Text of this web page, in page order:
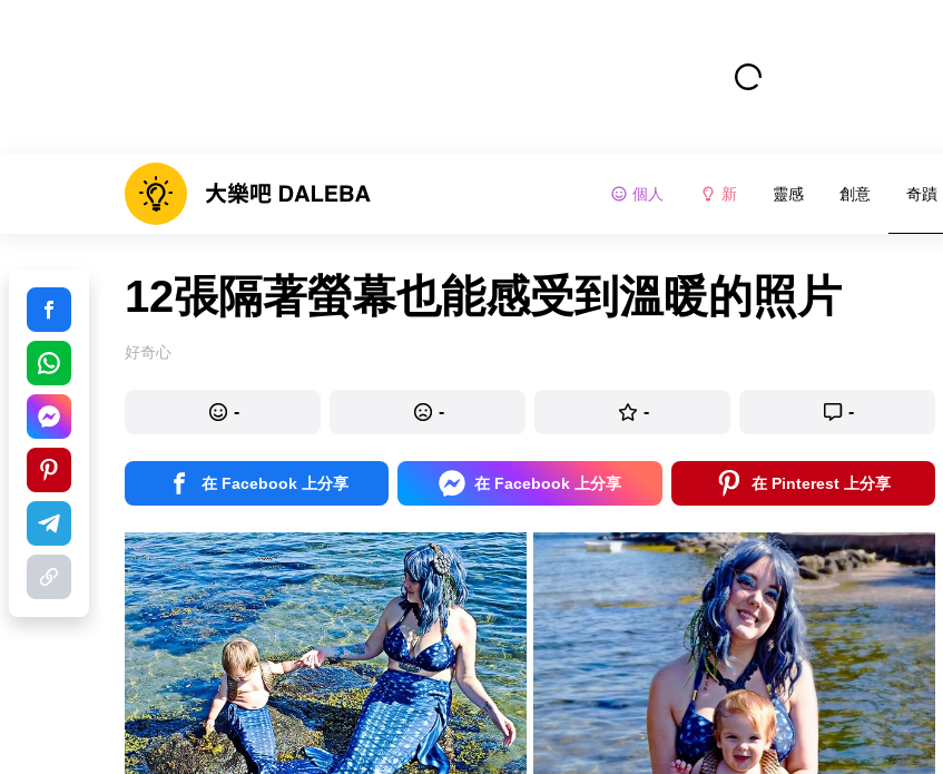
個人 新 靈感 創意 奇蹟
12張隔著螢幕也能感受到溫暖的照片
好奇心
- - - -
在 Facebook 上分享 在 Facebook 上分享 在 Pinterest 上分享